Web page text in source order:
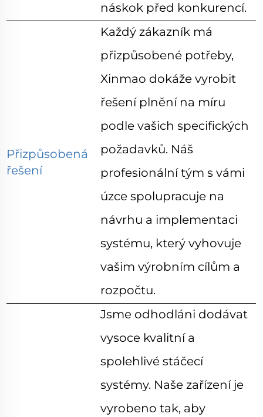
náskok před konkurencí.
Přizpůsobená
řešení
Každý zákazník má
přizpůsobené potřeby,
Xinmao dokáže vyrobit
řešení plnění na míru
podle vašich specifických
požadavků. Náš
profesionální tým s vámi
úzce spolupracuje na
návrhu a implementaci
systému, který vyhovuje
vašim výrobním cílům a
rozpočtu.
Jsme odhodláni dodávat
vysoce kvalitní a
spolehlivé stáčecí
systémy. Naše zařízení je
vyrobeno tak, aby